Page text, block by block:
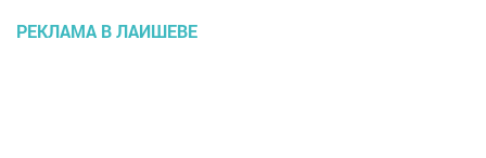
РЕКЛАМА В ЛАИШЕВЕ